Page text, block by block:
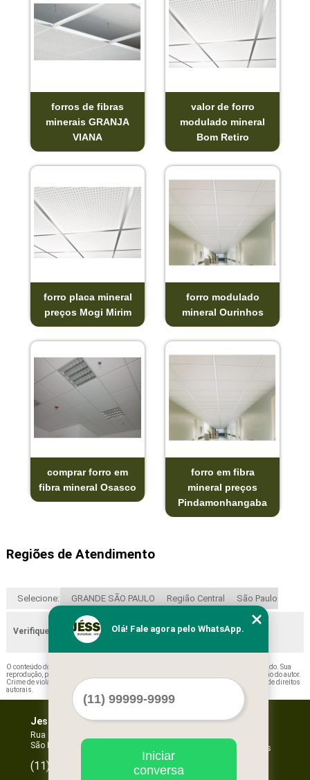
forros de fibras
minerais GRANJA
VIANA
valor de forro
modulado mineral
Bom Retiro
forro placa mineral
preços Mogi Mirim
forro modulado
mineral Ourinhos
comprar forro em
fibra mineral Osasco
forro em fibra
mineral preços
Pindamonhangaba
Regiões de Atendimento
Selecione: GRANDE SÃO PAULO Região Central São Paulo
Verifique as regiões que atendemos
O conteúdo do texto "
" é de direito reservado. Sua
reprodução, parcial ou total, mesmo citando nossos links, é proibida sem a autorização do autor.
Crime de violação de direito autoral – artigo 184 do Código Penal –
Lei 9610/98 - Lei de direitos
autorais.
Jessica Forros e Divisórias
Rua Oscar Horta, 269 - Mooca
São Paulo - SP - CEP: 03105-110
(11)
Serviços
Olá! Fale agora pelo WhatsApp.
Iniciar
conversa